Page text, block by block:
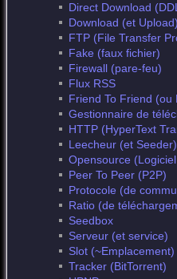
Direct Download
Download (et Upload)
FTP (File Transfer
Fake (faux fichier)
Firewall (pare-feu)
Flux RSS
Friend To Friend (ou
Gestionnaire de
HTTP (HyperText
Leecheur (et Seeder)
Opensource
Peer To Peer (P2P)
Protocole (de
Ratio (de
Seedbox
Serveur (et service)
Slot (~Emplacement)
Tracker (BitTorrent)